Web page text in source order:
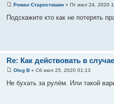
Роман Старостишин » Пт июл 24, 2020
Подскажите кто как не потерять
Re: Как действовать в
Oleg B » Сб июл 25, 2020 01:13
Не бухать за рулём. Или такой